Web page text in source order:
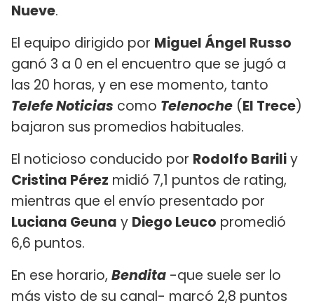
Nueve.
El equipo dirigido por Miguel Ángel Russo
ganó 3 a 0 en el encuentro que se jugó a
las 20 horas, y en ese momento, tanto
Telefe Noticias como Telenoche (El Trece)
bajaron sus promedios habituales.
El noticioso conducido por Rodolfo Bariliy
Cristina Pérez midió 7,1 puntos de rating,
mientras que el envío presentado por
Luciana Geuna y Diego Leuco promedió
6,6 puntos.
En ese horario, Bendita -que suele ser lo
más visto de su canal- marcó 2,8 puntos